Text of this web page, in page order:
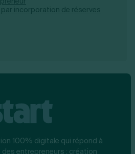
incorporation de réserves
100% digitale qui répond à
entrepreneurs : création